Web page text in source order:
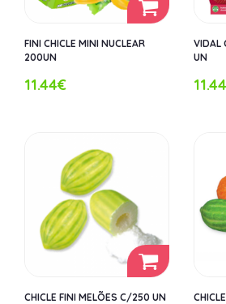
FINI CHICLE MINI NUCLEAR
200UN
11.44€
VIDAL
UN
CHICLE FINI MELÕES C/250 UN